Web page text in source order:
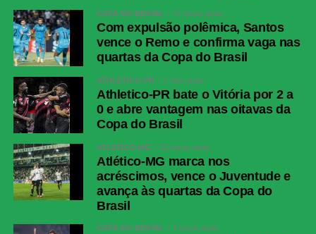
COPA DO BRASIL 21 horas atrás
Com expulsão polêmica, Santos
vence o Remo e confirma vaga nas
quartas da Copa do Brasil
ATHLETICO-PR 2 dias atrás
Athletico-PR bate o Vitória por 2 a
0 e abre vantagem nas oitavas da
Copa do Brasil
ATLÉTICO-MG 21 horas atrás
Atlético-MG marca nos
acréscimos, vence o Juventude e
avança às quartas da Copa do
Brasil
COPA DO BRASIL 2 horas atrás